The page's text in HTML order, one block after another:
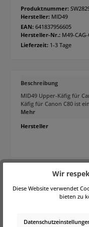
Produktnummer:
Hersteller: MID49
EAN: 641837956605
Hersteller-Nr.: M49-
Lieferzeit: 1-3 Tage
Beschreibung
MID49 Upper-Käfig für
Käfig für Canon C80 ist
Mehr
Hersteller
Produktgalerie
Ähnliche
Wir
Diese Website verwendet
bieten zu